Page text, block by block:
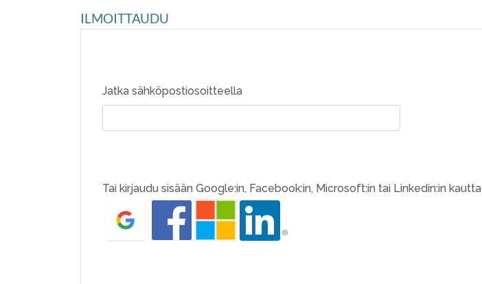
ILMOITTAUDU
Jatka sähköpostiosoitteella
Tai kirjaudu sisään Google:in, Facebook:in, Microsoft:in tai Linkedin:in kautta